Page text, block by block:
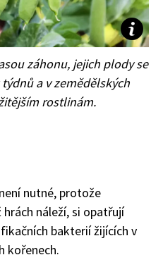
záhonu, jejich plody se
a v zemědělských
rostlinám.
nutné, protože
náleží, si opatřují
bakterií žijících v
kořenech.